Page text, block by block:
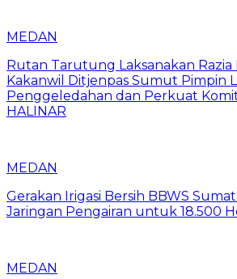
MEDAN
Rutan Tarutung Laksanakan Razia
Kakanwil Ditjenpas Sumut Pimpin
Penggeledahan dan Perkuat
HALINAR
MEDAN
Gerakan Irigasi Bersih BBWS
Jaringan Pengairan untuk 18.500
MEDAN